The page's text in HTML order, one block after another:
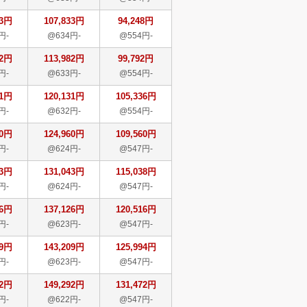
円
-
107,833円
@634円-
94,248円
@554円-
円
-
113,982円
@633円-
99,792円
@554円-
円
-
120,131円
@632円-
105,336円
@554円-
円
-
124,960円
@624円-
109,560円
@547円-
円
-
131,043円
@624円-
115,038円
@547円-
円
-
137,126円
@623円-
120,516円
@547円-
円
-
143,209円
@623円-
125,994円
@547円-
円
-
149,292円
@622円-
131,472円
@547円-